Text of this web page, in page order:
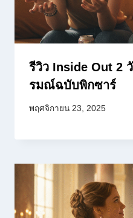
รีวิว Inside Out 2
รมณ์ฉบับพิกซาร์
พฤศจิกายน 23, 2025